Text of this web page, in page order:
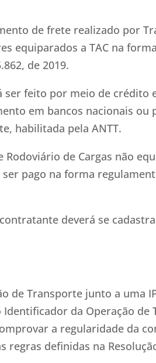
de frete realizado por
equiparados a TAC na
de 2019.
ser feito por meio de crédito
em bancos nacionais
habilitada pela ANTT.
de Cargas não
pago na forma
deverá se
de Transporte junto a uma
da Operação de
a regularidade da
definidas na